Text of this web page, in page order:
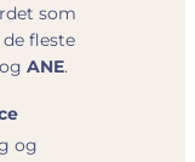
som
fleste
og ANE.
og